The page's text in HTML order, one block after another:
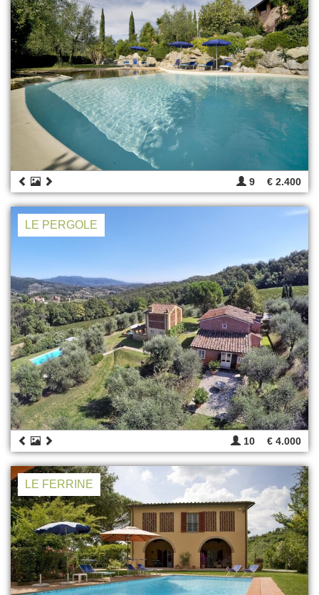
9 € 2.400
LE PERGOLE
10 € 4.000
LE FERRINE